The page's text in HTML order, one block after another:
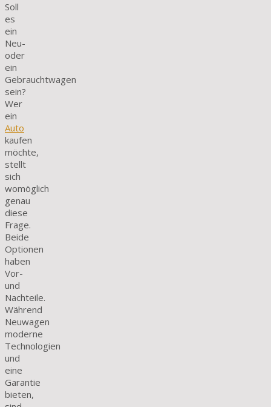
Soll
es
ein
Neu-
oder
ein
Gebrauchtwagen
sein?
Wer
ein
Auto
kaufen
möchte,
stellt
sich
womöglich
genau
diese
Frage.
Beide
Optionen
haben
Vor-
und
Nachteile.
Während
Neuwagen
moderne
Technologien
und
eine
Garantie
bieten,